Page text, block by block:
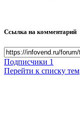
Ссылка на комментарий
Подписчики 1
Перейти к списку тем